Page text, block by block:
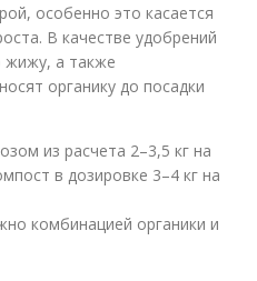
особенно это касается
В качестве удобрений
жижу, а также
органику до посадки
из расчета 2–3,5 кг на
в дозировке 3–4 кг на
комбинацией органики и